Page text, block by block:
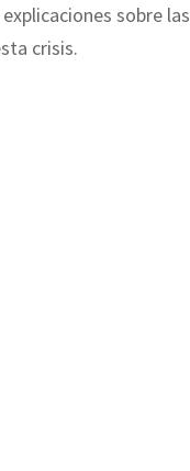
sobre las
crisis.